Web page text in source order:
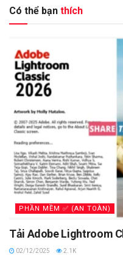
Có thể bạn thích
PHẦN MỀM ✅ (AN TOÀN)
Tải Adobe Lightroom
02/12/2025 2.1K